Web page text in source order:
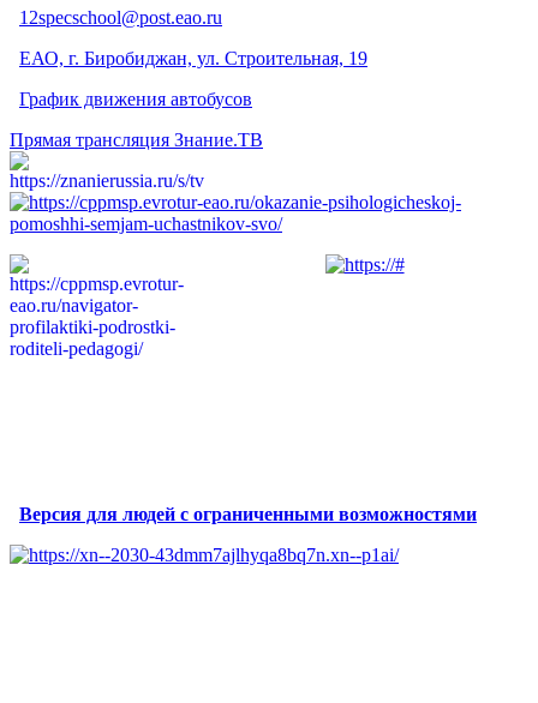
12specschool@post.eao.ru
ЕАО, г. Биробиджан, ул. Строительная, 19
График движения автобусов
Прямая трансляция Знание.ТВ
Версия для людей с ограниченными возможностями